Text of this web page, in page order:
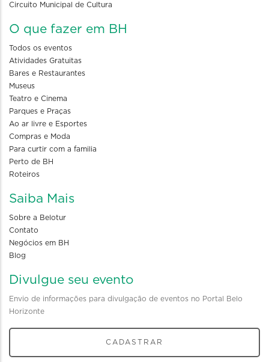
Circuito Municipal de Cultura
O que fazer em BH
Todos os eventos
Atividades Gratuitas
Bares e Restaurantes
Museus
Teatro e Cinema
Parques e Praças
Ao ar livre e Esportes
Compras e Moda
Para curtir com a familia
Perto de BH
Roteiros
Saiba Mais
Sobre a Belotur
Contato
Negócios em BH
Blog
Divulgue seu evento
Envio de informações para divulgação de eventos no Portal Belo
Horizonte
CADASTRAR